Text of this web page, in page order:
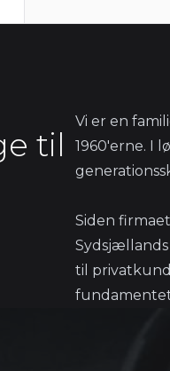
til
Vi er en
1960'erne. I
Siden
til
fundamentet